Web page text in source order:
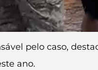
pelo caso,
ano.